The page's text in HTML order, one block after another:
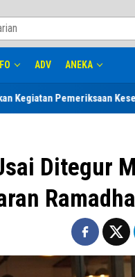
ADV ANEKA
Kesehatan Gratis
Ditegur